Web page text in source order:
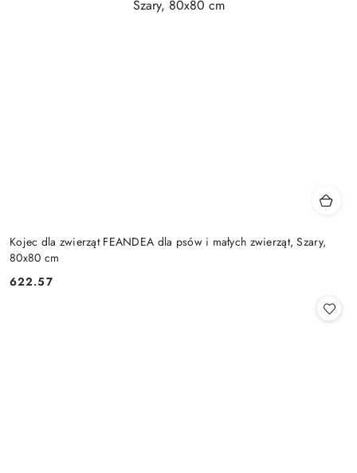
Kojec dla zwierząt FEANDEA dla psów i małych zwierząt, Szary,
80x80 cm
Cena:
622.57